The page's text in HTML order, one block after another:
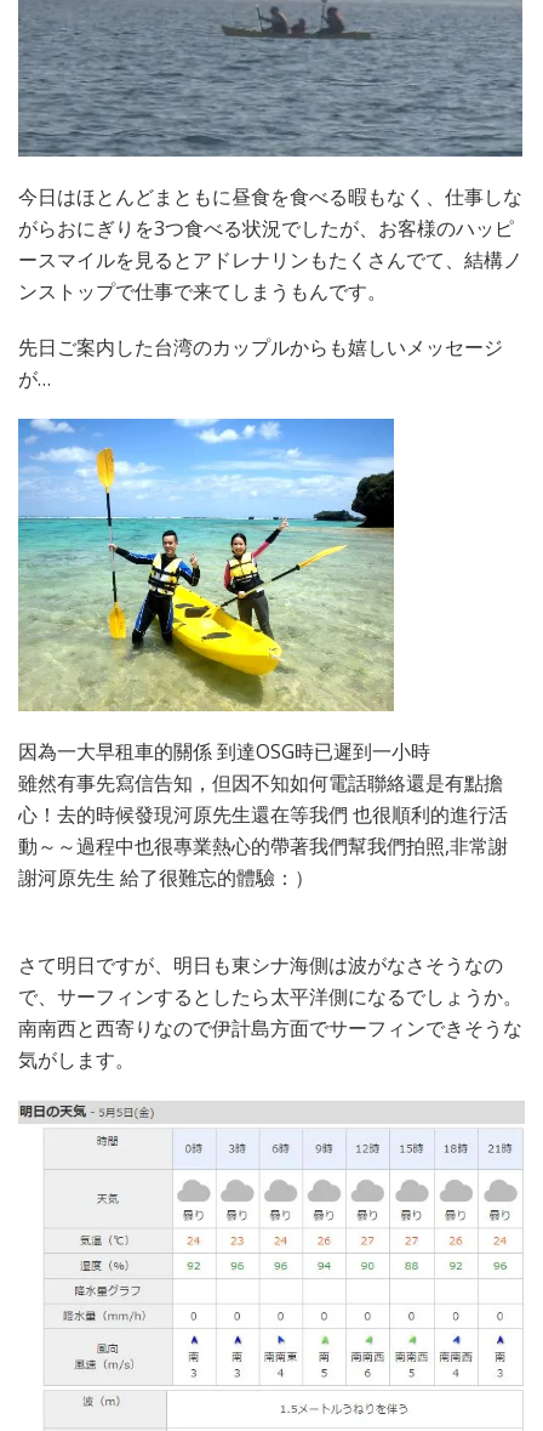
今日はほとんどまともに昼食を食べる暇もなく、仕事しな
がらおにぎりを3つ食べる状況でしたが、お客様のハッピ
ースマイルを見るとアドレナリンもたくさんでて、結構ノ
ンストップで仕事で来てしまうもんです。
先日ご案内した台湾のカップルからも嬉しいメッセージ
が…
因為一大早租車的關係 到達OSG時已遲到一小時
雖然有事先寫信告知，但因不知如何電話聯絡還是有點擔
心！去的時候發現河原先生還在等我們 也很順利的進行活
動～～過程中也很專業熱心的帶著我們幫我們拍照,非常謝
謝河原先生 給了很難忘的體驗：）
さて明日ですが、明日も東シナ海側は波がなさそうなの
で、サーフィンするとしたら太平洋側になるでしょうか。
南南西と西寄りなので伊計島方面でサーフィンできそうな
気がします。